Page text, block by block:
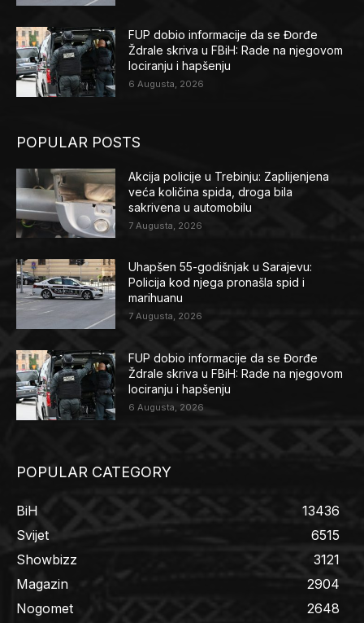
FUP dobio informacije da se Đorđe
Ždrale skriva u FBiH: Rade na njegovom
lociranju i hapšenju
6 Augusta, 2026
POPULAR POSTS
Akcija policije u Trebinju: Zaplijenjena
veća količina spida, droga bila
sakrivena u automobilu
7 Augusta, 2026
Uhapšen 55-godišnjak u Sarajevu:
Policija kod njega pronašla spid i
marihuanu
7 Augusta, 2026
FUP dobio informacije da se Đorđe
Ždrale skriva u FBiH: Rade na njegovom
lociranju i hapšenju
6 Augusta, 2026
POPULAR CATEGORY
BiH
13436
Svijet
6515
Showbizz
3121
Magazin
2904
Nogomet
2648